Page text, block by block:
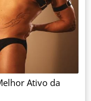
Ativo da